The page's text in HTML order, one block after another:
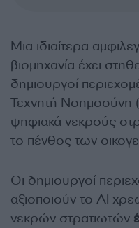
Μια ιδιαίτερα
βιομηχανία έχει
δημιουργοί
Τεχνητή Νοημοσύνη (
ψηφιακά νεκρούς
το πένθος των
Οι δημιουργοί
αξιοποιούν το AI
νεκρών στρατιωτών